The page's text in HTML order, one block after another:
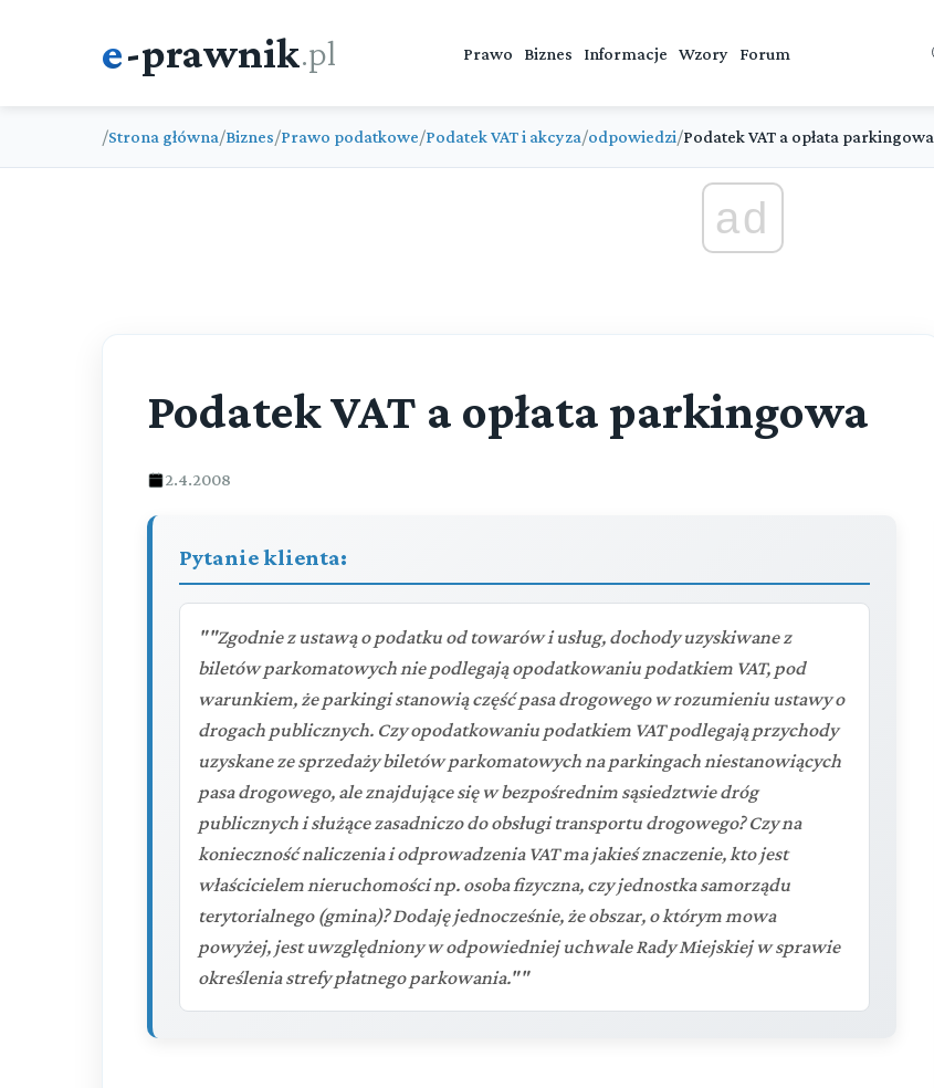
e-prawnik.pl Prawo Biznes Informacje Wzory Forum
/Strona główna/Biznes/Prawo podatkowe/Podatek VAT i akcyza/odpowiedzi/Podatek VAT a opłata parkingowa
ad
Podatek VAT a opłata parkingowa
2.4.2008
Pytanie klienta:
""Zgodnie z ustawą o podatku od towarów i usług, dochody uzyskiwane z
biletów parkomatowych nie podlegają opodatkowaniu podatkiem VAT, pod
warunkiem, że parkingi stanowią część pasa drogowego w rozumieniu ustawy o
drogach publicznych. Czy opodatkowaniu podatkiem VAT podlegają przychody
uzyskane ze sprzedaży biletów parkomatowych na parkingach niestanowiących
pasa drogowego, ale znajdujące się w bezpośrednim sąsiedztwie dróg
publicznych i służące zasadniczo do obsługi transportu drogowego? Czy na
konieczność naliczenia i odprowadzenia VAT ma jakieś znaczenie, kto jest
właścicielem nieruchomości np. osoba fizyczna, czy jednostka samorządu
terytorialnego (gmina)? Dodaję jednocześnie, że obszar, o którym mowa
powyżej, jest uwzględniony w odpowiedniej uchwale Rady Miejskiej w sprawie
określenia strefy płatnego parkowania.""